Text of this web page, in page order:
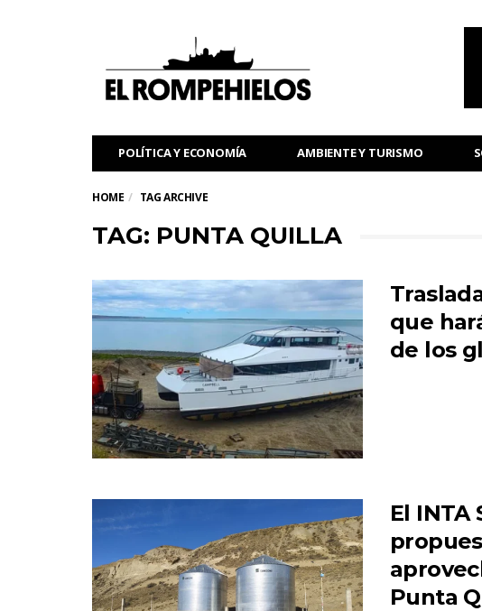
POLÍTICA Y ECONOMÍA AMBIENTE Y TURISMO
HOME TAG ARCHIVE
TAG: PUNTA QUILLA
que
de los
El INTA
Punta